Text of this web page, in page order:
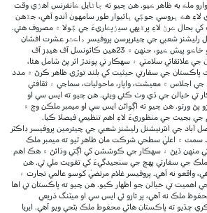
ملڪ به ظاهر ڪيو. هن چيو ته ڄاڻايل ڪانفرنس اهڙي وقت
لاءِ هڪ ڀروسي جوڳي ڀائيوار طور سامهون آندو آهي، جڏهن
بحال ڪرڻ لاءِ پرڏيهي سيڙپڪاريءَ جي ڳولا ۾ مصروف هئي.
رليشنز شعبي جي چيئرپرسن پروفيسر ڊاڪٽر عشرت افشان
عباسي سيمينار جي مقصدن جو خاڪو پيش ڪيو، جنهن ۾ 23هين ڪائونسل آف هيڊز آف
علائقائي سلامتي ۽ سهڪار تي پوندڙ اثر پڻ شامل هئا،
پاڪستان جي سفارتي حيثيت کي بلند توڙي ظاهر ڪرڻ ۾ مدد
اجلاس ۾ معيشت، واپار، ماحوليات، سماجي ۽ ثقافتي
تي خيالن جي ڏي وٺ ڪئي ويئي. هن چيو ته ايس سي او
پڻ ورتو. هن چيو ته اڳواڻن ايس سي او ميمبر ملڪن وچ ۾
جي بجيٽ جي منظوريءَ لاءِ اهم تنظيمي فيصلا ڪيا.
آباد جي انٽرنيشنل رليشنز شعبي جي چيئرمين پروفيسر ڊاڪٽر
سمٽ ۾ اعليٰ سطحي شرڪت مان ظاهر ٿيو ته ميمبر ملڪ
کي منهن ڏيڻ ۽ سهڪار جي ڪوششن کي اڳتي وڌائڻ ۾ هڪ اهم
ملڪ جي سفارتي پهچ جي سنجيدگيءَ کي تقويت ملي ٿي. هن
واقعو نه آهي. پروفيسر غلام مرتضيٰ کوسو عالمي تجارت ۽
اهميت تي خيالن جو اظهار ڪيو. هن چيو ته پاڪستان تي اها
ملڪ نه آهي، پر تازو ئي ايس سي او ميٽنگ ذريعي
ڇڏيو ته پاڪستان هاڻي محفوط ملڪ بڻجي ويو آهي. ايريا